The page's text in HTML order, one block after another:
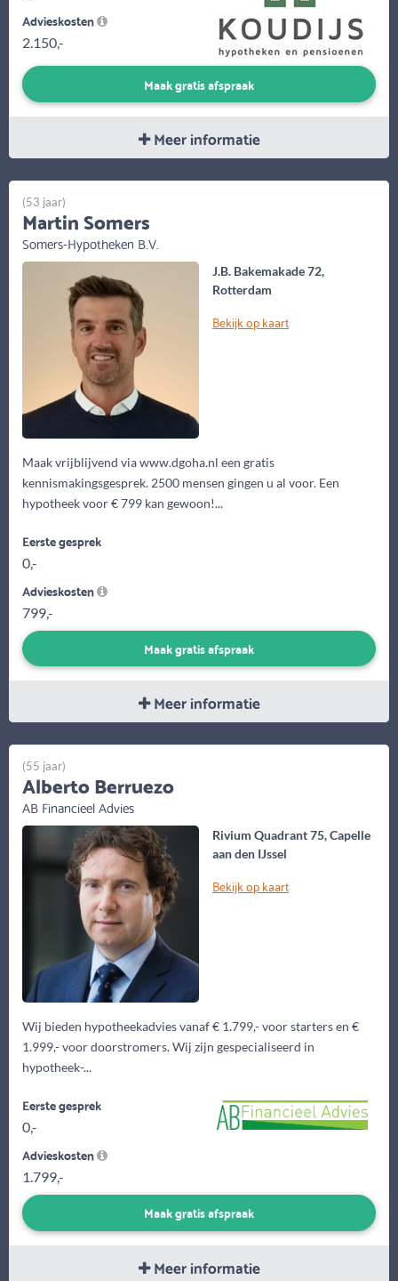
Advieskosten
2.150,-
Maak gratis afspraak
Meer informatie
J.B. Bakemakade 72,
Rotterdam
Bekijk op kaart
Maak vrijblijvend via www.dgoha.nl een gratis
kennismakingsgesprek. 2500 mensen gingen u al voor. Een
hypotheek voor € 799 kan gewoon!...
(53 jaar)
Martin Somers
Somers-Hypotheken B.V.
Eerste gesprek
0,-
Advieskosten
799,-
Maak gratis afspraak
Meer informatie
Rivium Quadrant 75, Capelle
aan den IJssel
Bekijk op kaart
Wij bieden hypotheekadvies vanaf € 1.799,- voor starters en €
1.999,- voor doorstromers. Wij zijn gespecialiseerd in
hypotheek-...
(55 jaar)
Alberto Berruezo
AB Financieel Advies
Eerste gesprek
0,-
Advieskosten
1.799,-
Maak gratis afspraak
Meer informatie